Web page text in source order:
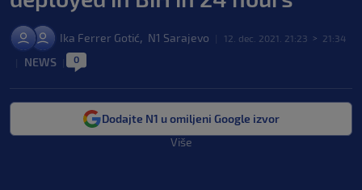
Ika Ferrer Gotić, N1 Sarajevo 12. dec. 2021. 21:23 > 21:34
NEWS 0
Dodajte N1 u omiljeni Google izvor
Više